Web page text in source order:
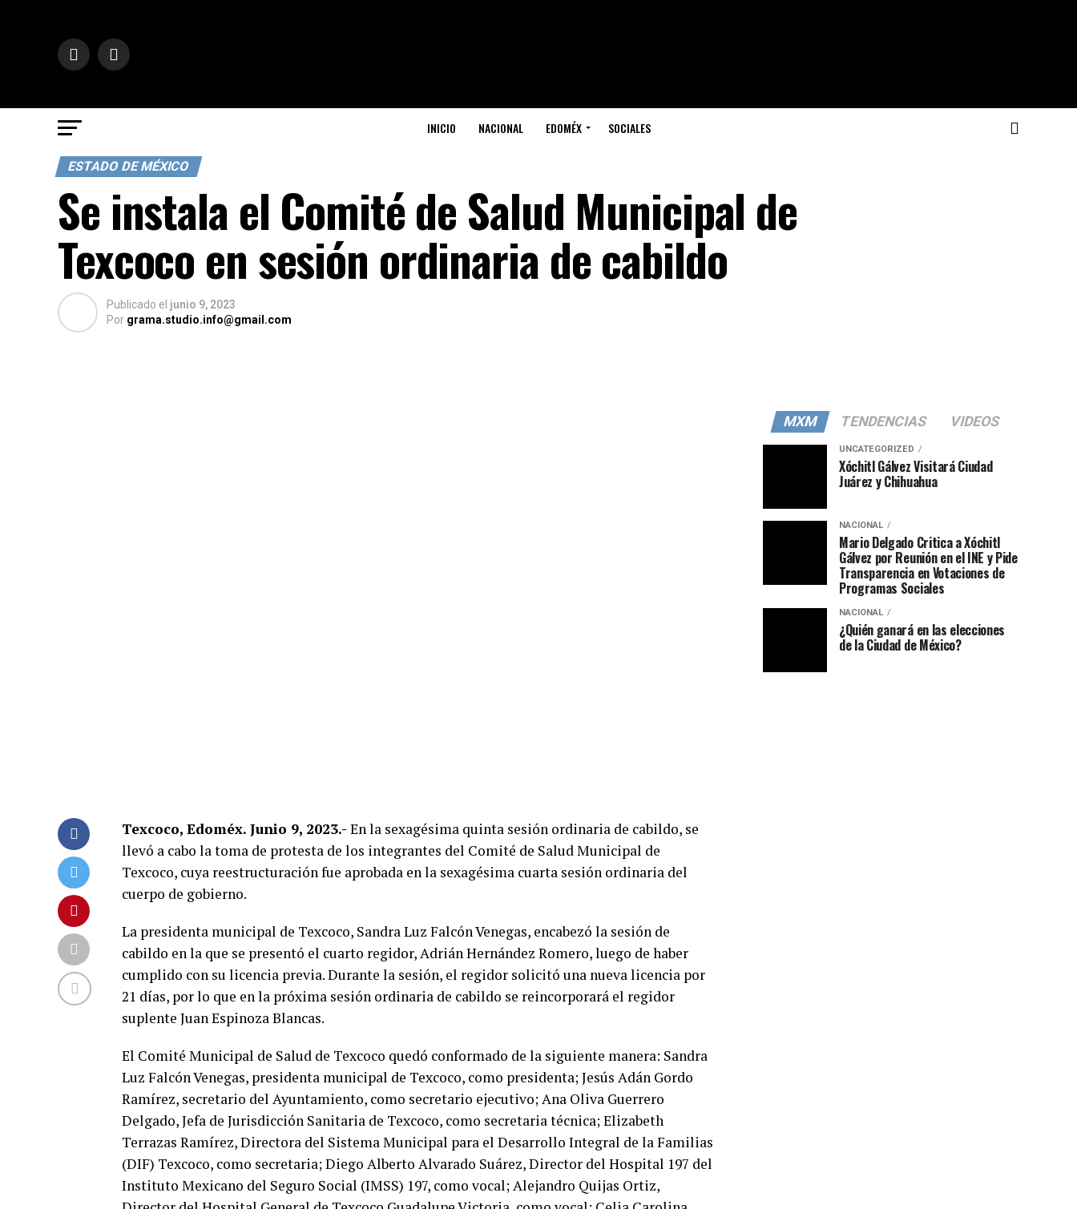
INICIO NACIONAL EDOMÉX SOCIALES
ESTADO DE MÉXICO
Se instala el Comité de Salud Municipal de
Texcoco en sesión ordinaria de cabildo
Publicado el junio 9, 2023
Por grama.studio.info@gmail.com
Texcoco, Edoméx. Junio 9, 2023.- En la sexagésima quinta sesión ordinaria de cabildo, se
llevó a cabo la toma de protesta de los integrantes del Comité de Salud Municipal de
Texcoco, cuya reestructuración fue aprobada en la sexagésima cuarta sesión ordinaria del
cuerpo de gobierno.
La presidenta municipal de Texcoco, Sandra Luz Falcón Venegas, encabezó la sesión de
cabildo en la que se presentó el cuarto regidor, Adrián Hernández Romero, luego de haber
cumplido con su licencia previa. Durante la sesión, el regidor solicitó una nueva licencia por
21 días, por lo que en la próxima sesión ordinaria de cabildo se reincorporará el regidor
suplente Juan Espinoza Blancas.
El Comité Municipal de Salud de Texcoco quedó conformado de la siguiente manera: Sandra
Luz Falcón Venegas, presidenta municipal de Texcoco, como presidenta; Jesús Adán Gordo
Ramírez, secretario del Ayuntamiento, como secretario ejecutivo; Ana Oliva Guerrero
Delgado, Jefa de Jurisdicción Sanitaria de Texcoco, como secretaria técnica; Elizabeth
Terrazas Ramírez, Directora del Sistema Municipal para el Desarrollo Integral de la Familias
(DIF) Texcoco, como secretaria; Diego Alberto Alvarado Suárez, Director del Hospital 197 del
Instituto Mexicano del Seguro Social (IMSS) 197, como vocal; Alejandro Quijas Ortiz,
MXM TENDENCIAS VIDEOS
UNCATEGORIZED
Xóchitl Gálvez Visitará Ciudad
Juárez y Chihuahua
NACIONAL
Mario Delgado Critica a Xóchitl
Gálvez por Reunión en el INE y Pide
Transparencia en Votaciones de
Programas Sociales
NACIONAL
¿Quién ganará en las elecciones
de la Ciudad de México?